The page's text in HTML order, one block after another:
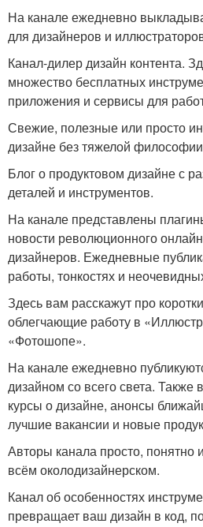
На канале ежедневно
для дизайнеров и
Канал-дилер дизайн контента.
множество бесплатных
приложения и сервисы для
Свежие, полезные или просто
дизайне без тяжелой
Блог о продуктовом дизайне с
деталей и инструментов.
На канале представлены
новости революционного
дизайнеров. Ежедневные
работы, тонкостях и
Здесь вам расскажут про
облегчающие работу в
«Фотошопе».
На канале ежедневно
дизайном со всего света. Также
курсы о дизайне, анонсы
лучшие вакансии и новые
Авторы канала просто, понятно
всём околодизайнерском.
Канал об особенностях
превращает ваш дизайн в код,